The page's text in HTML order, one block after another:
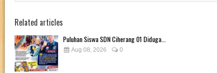
Related articles
Puluhan Siswa SDN Ciherang 01 Diduga...
Aug 08, 2026 0